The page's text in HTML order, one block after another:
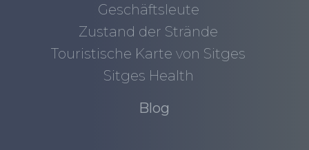
Geschäftsleute
Zustand der Strände
Touristische Karte von Sitges
Sitges Health
Blog